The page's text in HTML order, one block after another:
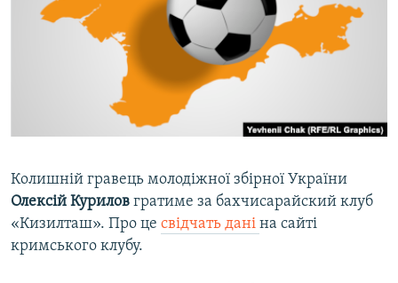
ДЕПОРТАЦІЯ
ВІДЕОУРОКИ «ELIFBE»
СВІДЧЕННЯ ОКУПАЦІЇ
УКРАЇНСЬКА ПРОБЛЕМА КРИМУ
Усі сайти RFE/RL
Колишній гравець молодіжної збірної України
Олексій Курилов гратиме за бахчисарайский клуб
«Кизилташ». Про це свідчать дані на сайті
кримського клубу.